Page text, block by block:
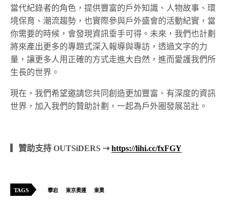
當代紀錄者的角色，提供豐富的戶外知識、人物故事、環
境保育、潮流趨勢，也實際參與戶外盛會的活動紀實，當
你需要的時候，會發現資訊垂手可得。未來，我們也計劃
將來產出更多的專題式深入報導與專訪，透過文字的力
量，讓更多人用正確的方式走進大自然，進而愛護我們所
生長的世界。
現在，我們希望邀請您共同創造更加豐富、有深度的資訊
世界，加入我們的贊助計劃，一起為戶外圈發展茁壯。
▎贊助支持 OUTSiDERS ⇢https://lihi.cc/fxFGY
TAGS 攀岩 東京奧運 東奧